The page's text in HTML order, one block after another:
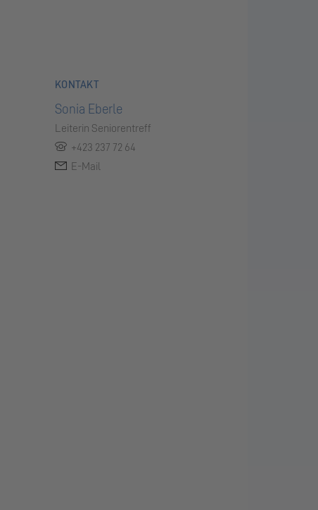
KONTAKT
Sonia Eberle
Leiterin Seniorentreff
+423 237 72 64
E-Mail